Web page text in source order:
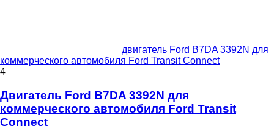
двигатель Ford B7DA 3392N для
коммерческого автомобиля Ford Transit Connect
4
Двигатель Ford B7DA 3392N для
коммерческого автомобиля Ford Transit
Connect